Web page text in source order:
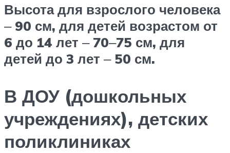
Высота для взрослого человека
‒90 см, для детей возрастом от
6 до 14 лет ‒70‒75 см, для
детей до 3 лет ‒50 см.
В ДОУ (дошкольных
учреждениях), детских
поликлиниках